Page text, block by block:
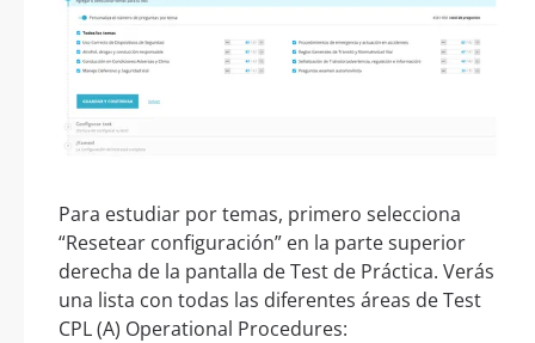
Para estudiar por temas, primero selecciona
“Resetear configuración” en la parte superior
derecha de la pantalla de Test de Práctica. Verás
una lista con todas las diferentes áreas de Test
CPL (A) Operational Procedures: